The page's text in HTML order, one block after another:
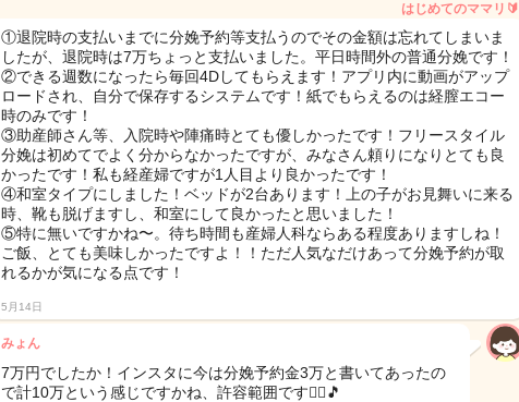
はじめてのママリ🔰
①退院時の支払いまでに分娩予約等支払うのでその金額は忘れてしまいま
したが、退院時は7万ちょっと支払いました。平日時間外の普通分娩です！
②できる週数になったら毎回4Dしてもらえます！アプリ内に動画がアップ
ロードされ、自分で保存するシステムです！紙でもらえるのは経膣エコー
時のみです！
③助産師さん等、入院時や陣痛時とても優しかったです！フリースタイル
分娩は初めてでよく分からなかったですが、みなさん頼りになりとても良
かったです！私も経産婦ですが1人目より良かったです！
④和室タイプにしました！ベッドが2台あります！上の子がお見舞いに来る
時、靴も脱げますし、和室にして良かったと思いました！
⑤特に無いですかね〜。待ち時間も産婦人科ならある程度ありますしね！
ご飯、とても美味しかったですよ！！ただ人気なだけあって分娩予約が取
れるかが気になる点です！
5月14日
みょん
7万円でしたか！インスタに今は分娩予約金3万と書いてあったの
で計10万という感じですかね、許容範囲です🙂‍↕️🎵